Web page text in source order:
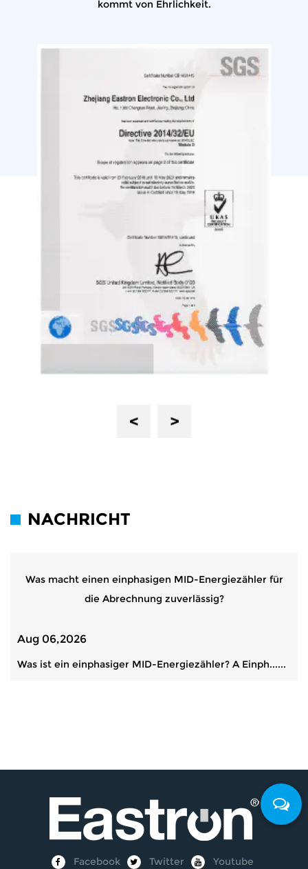
kommt von Ehrlichkeit.
Previous Next
NACHRICHT
Was macht einen einphasigen MID-Energiezähler für
die Abrechnung zuverlässig?
Aug 06,2026
Was ist ein einphasiger MID-Energiezähler? A Einph......
Facebook Twitter Youtube